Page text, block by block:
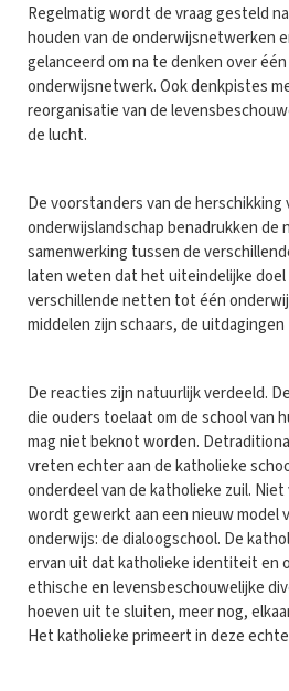
Regelmatig wordt de vraag gesteld
houden van de onderwijsnetwerken
gelanceerd om na te denken over
onderwijsnetwerk. Ook denkpistes
reorganisatie van de
de lucht.
De voorstanders van de herschikking
onderwijslandschap benadrukken de
samenwerking tussen de
laten weten dat het uiteindelijke
verschillende netten tot één
middelen zijn schaars, de
De reacties zijn natuurlijk verdeeld.
die ouders toelaat om de school van
mag niet beknot worden.
vreten echter aan de katholieke
onderdeel van de katholieke zuil.
wordt gewerkt aan een nieuw model
onderwijs: de dialoogschool. De
ervan uit dat katholieke identiteit en
ethische en levensbeschouwelijke
hoeven uit te sluiten, meer nog,
Het katholieke primeert in deze